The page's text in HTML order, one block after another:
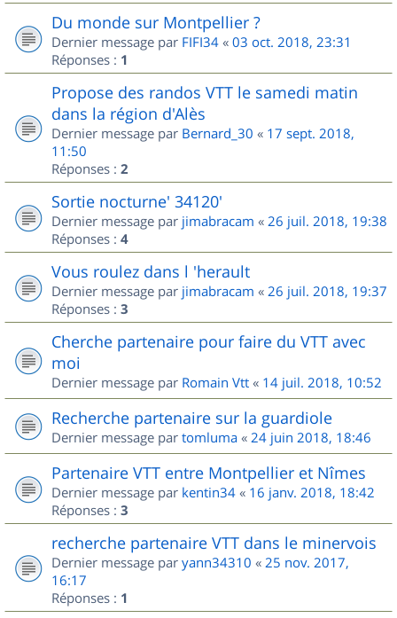
Du monde sur Montpellier ?
Dernier message par FIFI34 « 03 oct. 2018, 23:31
Réponses : 1
Propose des randos VTT le samedi matin
dans la région d'Alès
Dernier message par Bernard_30 « 17 sept. 2018,
11:50
Réponses : 2
Sortie nocturne' 34120'
Dernier message par jimabracam « 26 juil. 2018, 19:38
Réponses : 4
Vous roulez dans l 'herault
Dernier message par jimabracam « 26 juil. 2018, 19:37
Réponses : 3
Cherche partenaire pour faire du VTT avec
moi
Dernier message par Romain Vtt « 14 juil. 2018, 10:52
Recherche partenaire sur la guardiole
Dernier message par tomluma « 24 juin 2018, 18:46
Partenaire VTT entre Montpellier et Nîmes
Dernier message par kentin34 « 16 janv. 2018, 18:42
Réponses : 3
recherche partenaire VTT dans le minervois
Dernier message par yann34310 « 25 nov. 2017,
16:17
Réponses : 1